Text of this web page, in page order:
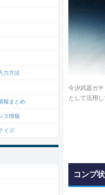
今汐武器ガ
として活用し
コンプ
力方法
報まとめ
ス情報
イズ